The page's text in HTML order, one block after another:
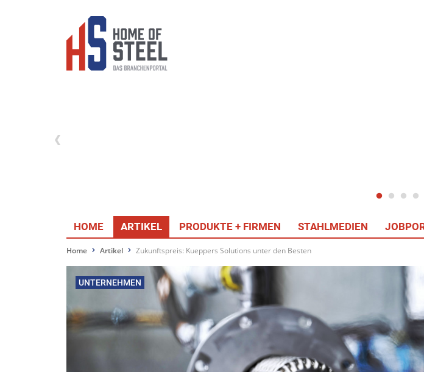
HOME ARTIKEL PRODUKTE + FIRMEN STAHLMEDIEN
Home Artikel Zukunftspreis: Kueppers Solutions unter den Besten
UNTERNEHMEN